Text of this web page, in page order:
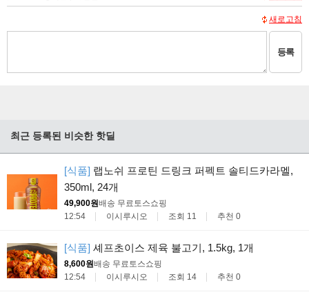
새로고침
등록
최근 등록된 비슷한 핫딜
[식품] 랩노쉬 프로틴 드링크 퍼펙트 솔티드카라멜,
350ml, 24개
49,900원배송 무료 토스쇼핑
12:54
이시루시오 조회 11 추천 0
[식품] 셰프초이스 제육 불고기, 1.5kg, 1개
8,600원배송 무료 토스쇼핑
12:54
이시루시오 조회 14 추천 0